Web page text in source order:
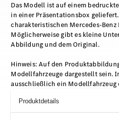
Das Modell ist auf einem
in einer Präsentationsbox
charakteristischen Mercedes-Benz
Möglicherweise gibt es kleine
Abbildung und dem Original.
Hinweis: Auf den
Modellfahrzeuge dargestellt sein.
ausschließlich ein Modellfahrzeug
Produktdetails